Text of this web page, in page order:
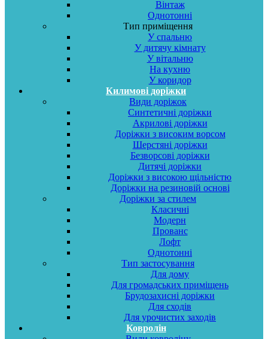
Вінтаж
Однотонні
Тип приміщення
У спальню
У дитячу кімнату
У вітальню
На кухню
У коридор
Килимові доріжки
Види доріжок
Синтетичні доріжки
Акрилові доріжки
Доріжки з високим ворсом
Шерстяні доріжки
Безворсові доріжки
Дитячі доріжки
Доріжки з високою щільністю
Доріжки на резиновій основі
Доріжки за стилем
Класичні
Модерн
Прованс
Лофт
Однотонні
Тип застосування
Для дому
Для громадських приміщень
Брудозахисні доріжки
Для сходів
Для урочистих заходів
Ковролін